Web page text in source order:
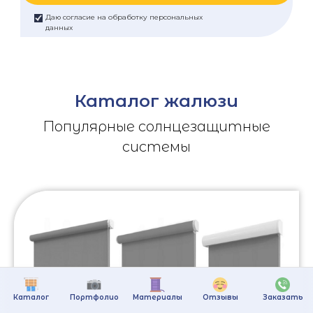
Каталог Портфолио Материалы Отзывы Заказать
Даю согласие на обработку персональных
данных
Каталог жалюзи
Популярные солнцезащитные
системы